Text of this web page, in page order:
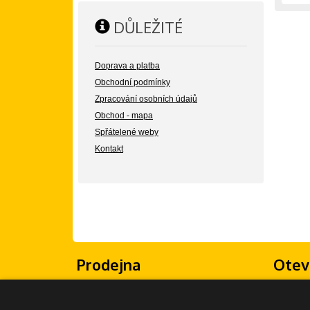
DŮLEŽITÉ
Doprava a platba
Obchodní podmínky
Zpracování osobních údajů
Obchod - mapa
Spřátelené weby
Kontakt
Prodejna
So - Ne: